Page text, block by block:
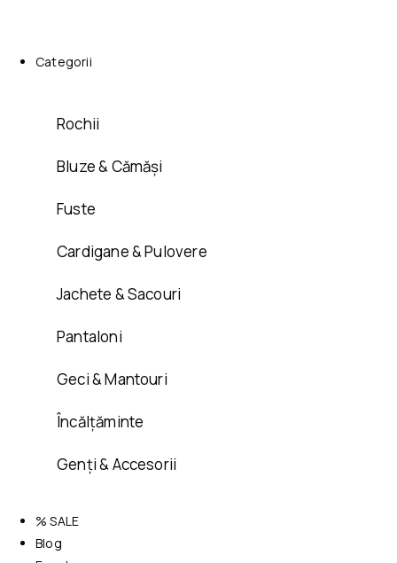
Categorii
Rochii
Bluze & Cămăși
Fuste
Cardigane & Pulovere
Jachete & Sacouri
Pantaloni
Geci & Mantouri
Încălțăminte
Genți & Accesorii
% SALE
Blog